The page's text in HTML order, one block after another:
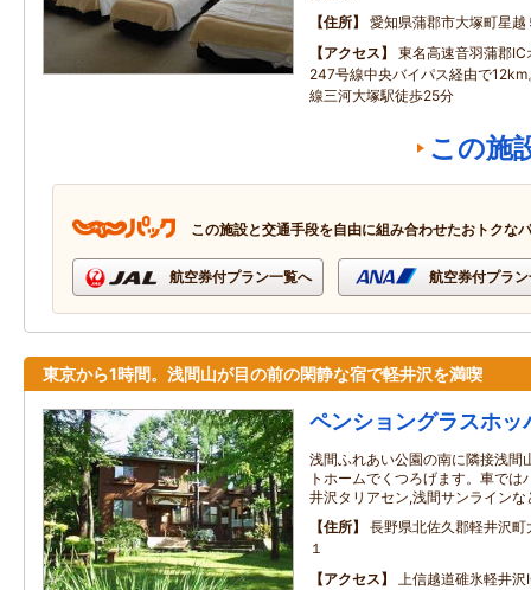
住所
愛知県蒲郡市大塚町星越
アクセス
東名高速音羽蒲郡
247号線中央バイパス経由で
線三河大塚駅徒歩25分
この施
この施設と交通手段を自由に組み合わせたおトクな
航空券付プラン一覧へ 航空券付プラ
東京から1時間。浅間山が目の前の閑静な宿で軽井沢を満喫
ペンショングラスホッ
浅間ふれあい公園の南に隣接浅間
トホームでくつろげます。車で
井沢タリアセン,浅間サンライン
住所
長野県北佐久郡軽井沢
１
アクセス
上信越道碓氷軽井